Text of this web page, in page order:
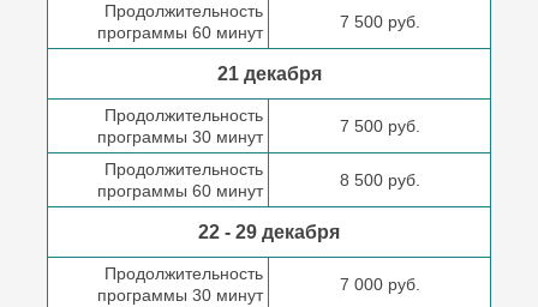
Продолжительность
программы 60 минут
7 500 руб.
21 декабря
Продолжительность
программы 30 минут
7 500 руб.
Продолжительность
программы 60 минут
8 500 руб.
22 - 29 декабря
Продолжительность
программы 30 минут
7 000 руб.